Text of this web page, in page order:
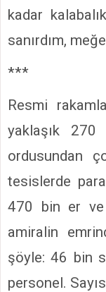
kadar
sanırdım,
***
Resmi
yaklaşık
ordusundan
tesislerde
470 bin er ve
amiralin
şöyle: 46 bin
personel.